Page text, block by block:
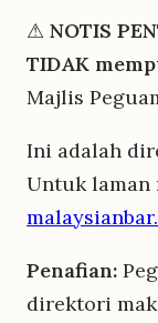
⚠ NOTIS
TIDAK
Majlis
Ini adalah
Untuk laman
Penafian:
direktori